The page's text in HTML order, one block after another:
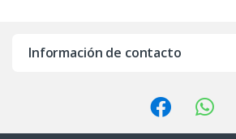
Información de contacto